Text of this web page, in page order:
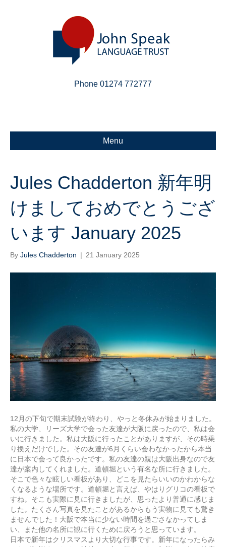
Phone 01274 772777
Menu
Jules Chadderton 新年明
けましておめでとうござ
います January 2025
By Jules Chadderton | 21 January 2025
12月の下旬で期末試験が終わり、やっと冬休みが始まりました。
私の大学、リーズ大学で会った友達が大阪に戻ったので、私は会
いに行きました。私は大阪に行ったことがありますが、その時乗
り換えだけでした。その友達が6月くらい会わなかったから本当
に日本で会って良かったです。私の友達の親は大阪出身なので友
達が案内してくれました。道頓堀という有名な所に行きました。
そこで色々な眩しい看板があり、どこを見たらいいのかわからな
くなるような場所です。道頓堀と言えば、やはりグリコの看板で
すね。そこも実際に見に行きましたが、思ったより普通に感じま
した。たくさん写真を見たことがあるからもう実物に見ても驚き
ませんでした！大阪で本当に少ない時間を過ごさなかってしま
い、また他の名所に観に行くために戻ろうと思っています。
日本で新年はクリスマスより大切な行事です。新年になったらみ